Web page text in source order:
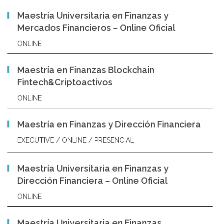
Maestría Universitaria en Finanzas y
Mercados Financieros – Online Oficial
ONLINE
Maestría en Finanzas Blockchain
Fintech&Criptoactivos
ONLINE
Maestría en Finanzas y Dirección Financiera
EXECUTIVE / ONLINE / PRESENCIAL
Maestría Universitaria en Finanzas y
Dirección Financiera – Online Oficial
ONLINE